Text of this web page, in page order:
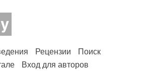
Рецензии
Поиск
Вход для авторов